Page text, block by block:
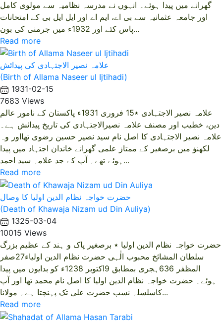
گھرانے میں پیدا ہوئے۔ انہوں نے مدرسہ نظامیہ سے مولوی کامل
اور جامعہ عثمانیہ سے بی اے، ایم اے اور ایل ایل بی کے امتحانات
پاس کئے اور 1932ء میں جرمنی کی بون...
Read more
علامہ نصیر الاجتہادی کی پیدائش
(Birth of Allama Naseer ul Ijtihadi)
1931-02-15
7683 Views
علامہ نصیر الاجتہادی ٭15 فروری 1931ء پاکستان کے نامور عالم
دین، خطیب اور مصنف علامہ نصیرالاجتہادی کی تاریخ پیدائش ہے۔
علامہ نصیر الاجتہادی کا اصل نام سید نصیر حسین رضوی تھااور وہ
لکھنؤ میں برصغیر کے ممتاز علمی گھرانے خاندان اجتہاد میں پیدا
ہوئے تھے۔ آپ کے جد علامہ سید احمد...
Read more
حضرت خواجہ نظام الدین اولیا کا وصال
(Death of Khawaja Nizam ud Din Auliya)
1325-03-04
10015 Views
حضرت خواجہ نظام الدین اولیا ٭ برصغیر پاک و ہند کے عظیم بزرگ
سلطان المشائخ محبوب الٰہی حضرت نظام الدین اولیاء27صفر
المظفر 636ہجری بمطابق 9اکتوبر 1238ء کو بدایوں میں پیدا
ہوئے۔ حضرت خواجہ نظام الدین اولیا کا اصل نام محمد تھا اور آپ
کاسلسلہ نسب حضرت علی تک پہنچتا ہے۔ مولانا...
Read more